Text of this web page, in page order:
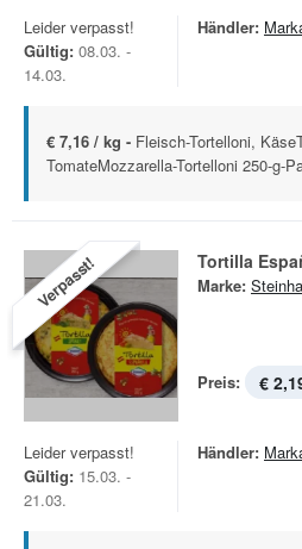
Leider verpasst!
Gültig: 08.03. -
14.03.
Händler:
€ 7,16 / kg - Fleisch-Tortelloni,
TomateMozzarella-Tortelloni 250-g-
Verpasst! Tortilla
Marke:
Preis: €
Leider verpasst!
Gültig: 15.03. -
21.03.
Händler: